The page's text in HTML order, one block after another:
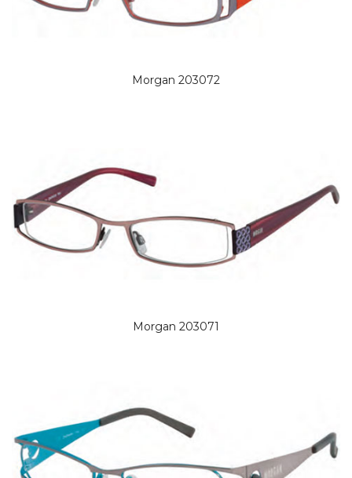
Morgan 203072
Morgan 203071